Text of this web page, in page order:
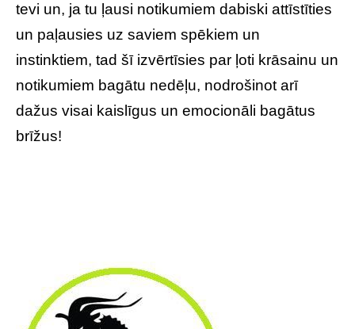
tevi un, ja tu ļausi notikumiem dabiski attīstīties
un paļausies uz saviem spēkiem un
instinktiem, tad šī izvērtīsies par ļoti krāsainu un
notikumiem bagātu nedēļu, nodrošinot arī
dažus visai kaislīgus un emocionāli bagātus
brīžus!